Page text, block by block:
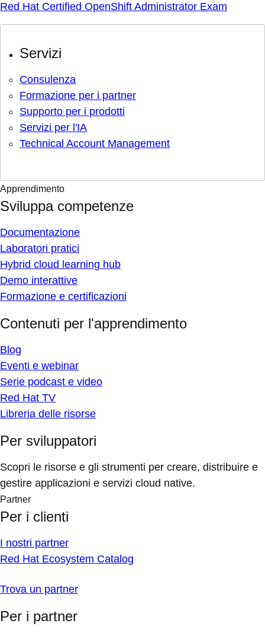
Red Hat Certified OpenShift Administrator Exam
Servizi
Consulenza
Formazione per i partner
Supporto per i prodotti
Servizi per l'IA
Technical Account Management
Apprendimento
Sviluppa competenze
Documentazione
Laboratori pratici
Hybrid cloud learning hub
Demo interattive
Formazione e certificazioni
Contenuti per l'apprendimento
Blog
Eventi e webinar
Serie podcast e video
Red Hat TV
Libreria delle risorse
Per sviluppatori
Scopri le risorse e gli strumenti per creare, distribuire e
gestire applicazioni e servizi cloud native.
Partner
Per i clienti
I nostri partner
Red Hat Ecosystem Catalog
Trova un partner
Per i partner